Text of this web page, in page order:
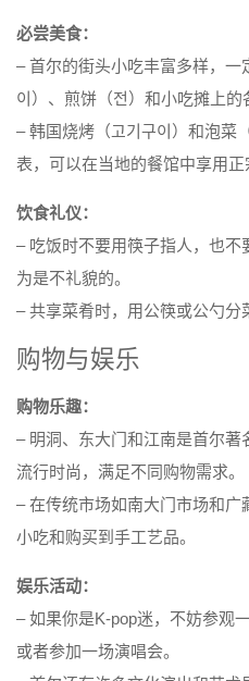
必尝美食：
– 首尔的街头小吃丰富多样，一
이）、煎饼（전）和小吃摊上的
– 韩国烧烤（고기구이）和泡菜
表，可以在当地的餐馆中享用正
饮食礼仪：
– 吃饭时不要用筷子指人，也不
为是不礼貌的。
– 共享菜肴时，用公筷或公勺分
购物与娱乐
购物乐趣：
– 明洞、东大门和江南是首尔
流行时尚，满足不同购物需求。
– 在传统市场如南大门市场和
小吃和购买到手工艺品。
娱乐活动：
– 如果你是K-pop迷，不妨参观
或者参加一场演唱会。